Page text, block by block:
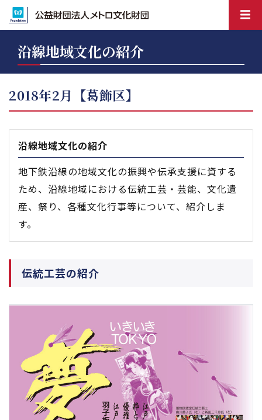
沿線地域文化の紹介
2018年2月【葛飾区】
沿線地域文化の紹介
地下鉄沿線の地域文化の振興や伝承支援に資する
ため、沿線地域における伝統工芸・芸能、文化遺
産、祭り、各種文化行事等について、紹介しま
す。
伝統工芸の紹介